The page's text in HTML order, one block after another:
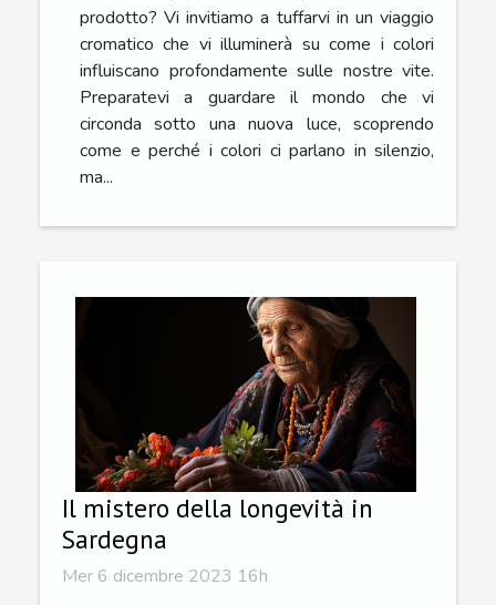
prodotto? Vi invitiamo a tuffarvi in un viaggio
cromatico che vi illuminerà su come i colori
influiscano profondamente sulle nostre vite.
Preparatevi a guardare il mondo che vi
circonda sotto una nuova luce, scoprendo
come e perché i colori ci parlano in silenzio,
ma...
Il mistero della longevità in
Sardegna
Mer 6 dicembre 2023 16h